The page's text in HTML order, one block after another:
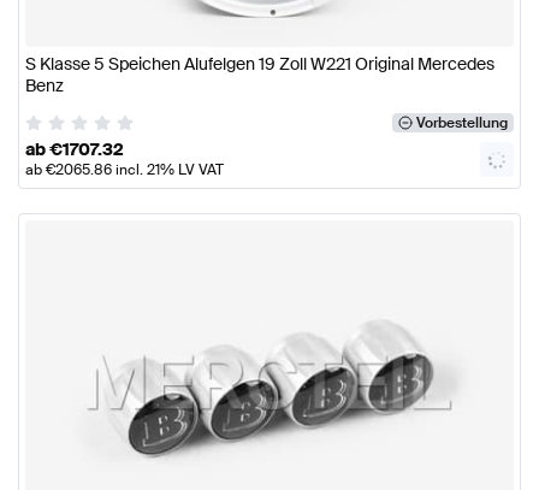
S Klasse 5 Speichen Alufelgen 19 Zoll W221 Original Mercedes
Benz
Vorbestellung
ab€1707.32
ab€2065.86incl. 21% LV VAT